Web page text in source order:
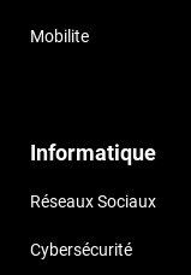
Mobilite
Informatique
Réseaux Sociaux
Cybersécurité